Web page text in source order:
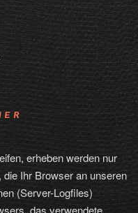
erheben werden nur
Ihr Browser an unseren
(Server-Logfiles)
das verwendete